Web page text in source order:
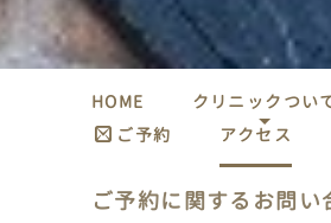
HOME クリニックつい
ご予約
アクセス
ご予約に関するお問い